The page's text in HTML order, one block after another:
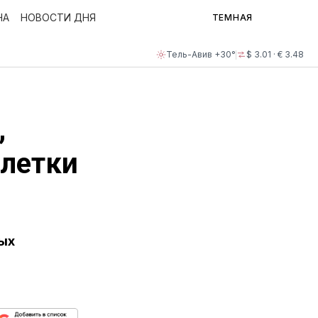
Тель-Авив +30° $ 3.01 · € 3.48
НОВОСТИ ДНЯ ТЕМНАЯ